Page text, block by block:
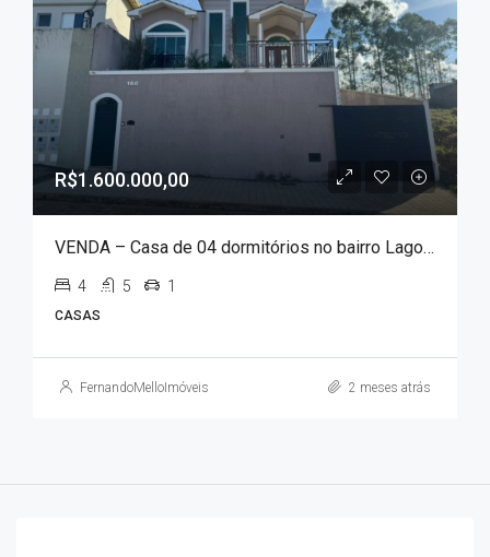
R$1.600.000,00
VENDA – Casa de 04 dormitórios no bairro Lagoa Seca !!!
4 5 1
CASAS
FernandoMelloImóveis 2 meses atrás